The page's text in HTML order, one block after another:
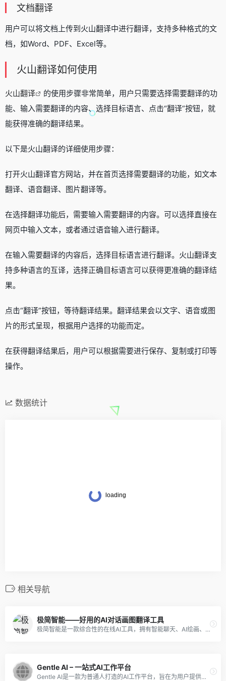
文档翻译
用户可以将文档上传到火山翻译中进行翻译，支持多种格式的文
档，如Word、PDF、Excel等。
火山翻译如何使用
火山翻译
的使用步骤非常简单，用户只需要选择需要翻译的功
能、输入需要翻译的内容、选择目标语言、点击“翻译”按钮，就
能获得准确的翻译结果。
以下是火山翻译的详细使用步骤：
打开火山翻译官方网站，并在首页选择需要翻译的功能，如文本
翻译、语音翻译、图片翻译等。
在选择翻译功能后，需要输入需要翻译的内容。可以选择直接在
网页中输入文本，或者通过语音输入进行翻译。
在输入需要翻译的内容后，选择目标语言进行翻译。火山翻译支
持多种语言的互译，选择正确目标语言可以获得更准确的翻译结
果。
点击“翻译”按钮，等待翻译结果。翻译结果会以文字、语音或图
片的形式呈现，根据用户选择的功能而定。
在获得翻译结果后，用户可以根据需要进行保存、复制或打印等
操作。
数据统计
相关导航
极简智能——好用的AI对话画图翻译工具
极简智能是一款综合性的在线AI工具，拥有智能聊天、AI绘画、创作、编写、翻译、写代码等多种功能。
Gentle AI – 一站式AI工作平台
Gentle AI是一款为普通人打造的AI工作平台，旨在为用户提供简单、高效、稳定的生产力工具。